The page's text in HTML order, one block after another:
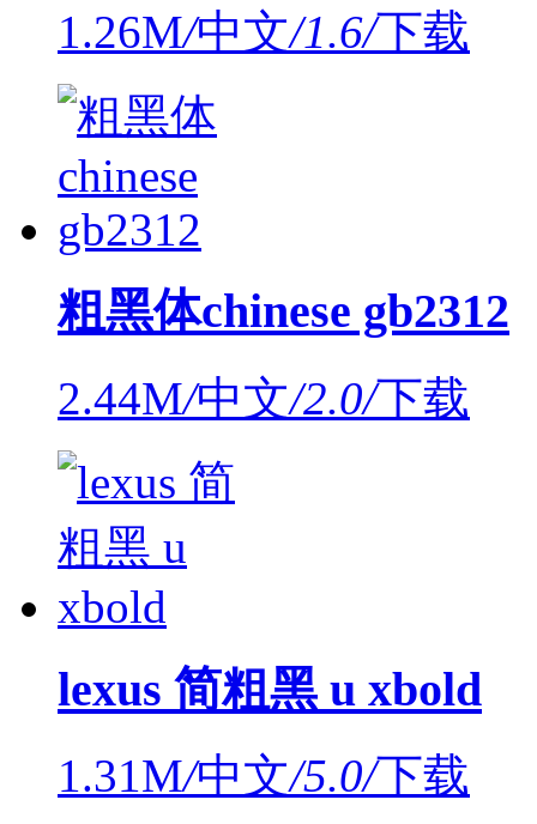
1.26M/中文/1.6/下载
粗黑体chinese gb2312
2.44M/中文/2.0/下载
lexus 简粗黑 u xbold
1.31M/中文/5.0/下载